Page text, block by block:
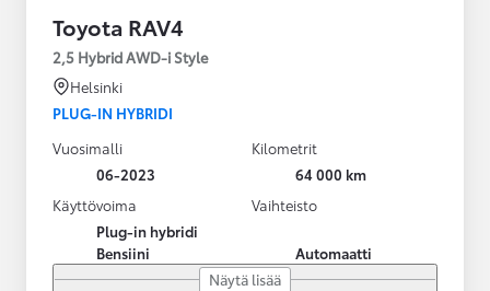
Toyota RAV4
2,5 Hybrid AWD-i Style
Helsinki
PLUG-IN HYBRIDI
Vuosimalli
06-2023
Kilometrit
64 000 km
Käyttövoima
Plug-in hybridi
Bensiini
Vaihteisto
Automaatti
Näytä lisää